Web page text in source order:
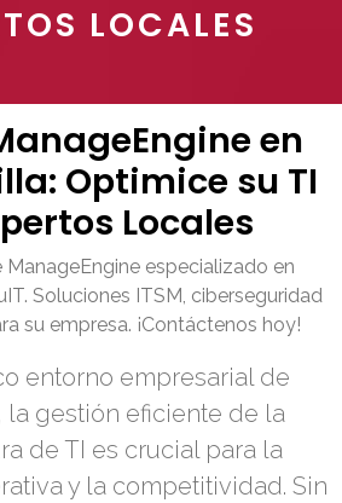
LOCALES
en
Optimice su TI
Locales
especializado en
Soluciones ITSM, ciberseguridad
su empresa. ¡Contáctenos hoy!
entorno empresarial de
la gestión eficiente de la
de TI es crucial para la
y la competitividad. Sin